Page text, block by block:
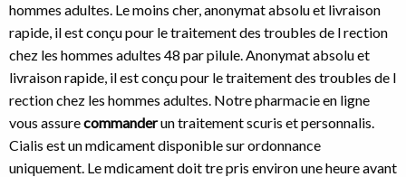
hommes adultes. Le moins cher, anonymat absolu et livraison
rapide, il est conçu pour le traitement des troubles de l rection
chez les hommes adultes 48 par pilule. Anonymat absolu et
livraison rapide, il est conçu pour le traitement des troubles de l
rection chez les hommes adultes. Notre pharmacie en ligne
vous assurecommanderun traitement scuris et personnalis.
Cialis est un mdicament disponible sur ordonnance
uniquement. Le mdicament doit tre pris environ uneheure avant